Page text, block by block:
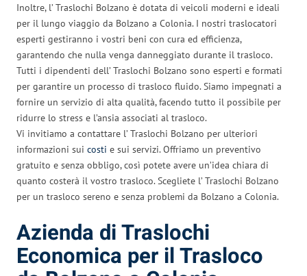
Inoltre, l’ Traslochi Bolzano è dotata di veicoli moderni e ideali
per il lungo viaggio da Bolzano a Colonia. I nostri traslocatori
esperti gestiranno i vostri beni con cura ed efficienza,
garantendo che nulla venga danneggiato durante il trasloco.
Tutti i dipendenti dell’ Traslochi Bolzano sono esperti e formati
per garantire un processo di trasloco fluido. Siamo impegnati a
fornire un servizio di alta qualità, facendo tutto il possibile per
ridurre lo stress e l’ansia associati al trasloco.
Vi invitiamo a contattare l’ Traslochi Bolzano per ulteriori
informazioni sui costi e sui servizi. Offriamo un preventivo
gratuito e senza obbligo, così potete avere un’idea chiara di
quanto costerà il vostro trasloco. Scegliete l’ Traslochi Bolzano
per un trasloco sereno e senza problemi da Bolzano a Colonia.
Azienda di Traslochi
Economica per il Trasloco